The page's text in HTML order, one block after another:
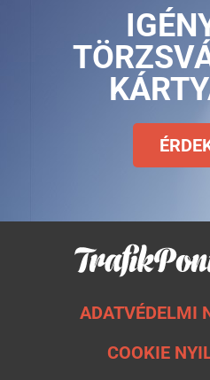
ADATVÉDELMI
COOKIE